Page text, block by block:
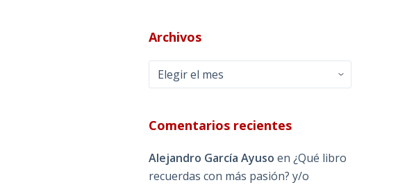
Archivos
Archivos
Comentarios recientes
Alejandro García Ayuso en¿Qué libro
recuerdas con más pasión? y/o